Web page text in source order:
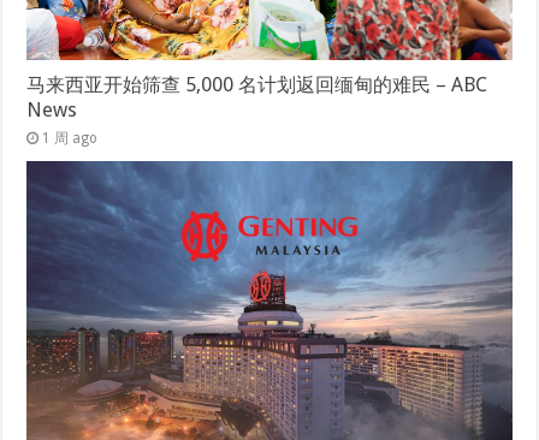
马来西亚开始筛查 5,000 名计划返回缅甸的难民 – ABC
News
1 周 ago